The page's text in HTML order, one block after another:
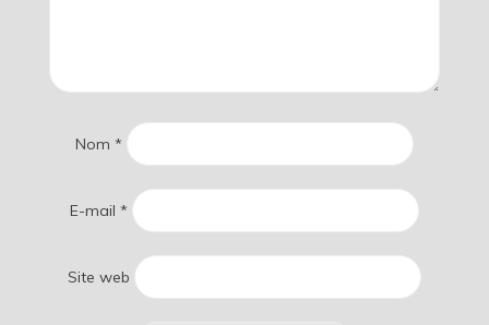
Nom *
E-mail *
Site web